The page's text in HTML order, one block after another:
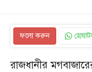
ফলো করুন
রাজধানীর